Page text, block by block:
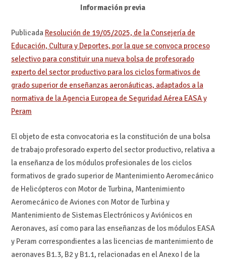
Información previa
Publicada Resolución de 19/05/2025, de la Consejería de
Educación, Cultura y Deportes, por la que se convoca proceso
selectivo para constituir una nueva bolsa de profesorado
experto del sector productivo para los ciclos formativos de
grado superior de enseñanzas aeronáuticas, adaptados a la
normativa de la Agencia Europea de Seguridad Aérea EASA y
Peram
El objeto de esta convocatoria es la constitución de una bolsa
de trabajo profesorado experto del sector productivo, relativa a
la enseñanza de los módulos profesionales de los ciclos
formativos de grado superior de Mantenimiento Aeromecánico
de Helicópteros con Motor de Turbina, Mantenimiento
Aeromecánico de Aviones con Motor de Turbina y
Mantenimiento de Sistemas Electrónicos y Aviónicos en
Aeronaves, así como para las enseñanzas de los módulos EASA
y Peram correspondientes a las licencias de mantenimiento de
aeronaves B1.3, B2 y B1.1, relacionadas en el Anexo I de la